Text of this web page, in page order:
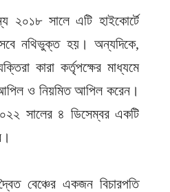
২০১৮ সালে এটি হাইকোর্টে
নথিভুক্ত হয়। অন্যদিকে,
কারা কর্তৃপক্ষের মাধ্যমে
ও নিয়মিত আপিল করেন।
সালের ৪ ডিসেম্বর একটি
বেঞ্চের একজন বিচারপতি